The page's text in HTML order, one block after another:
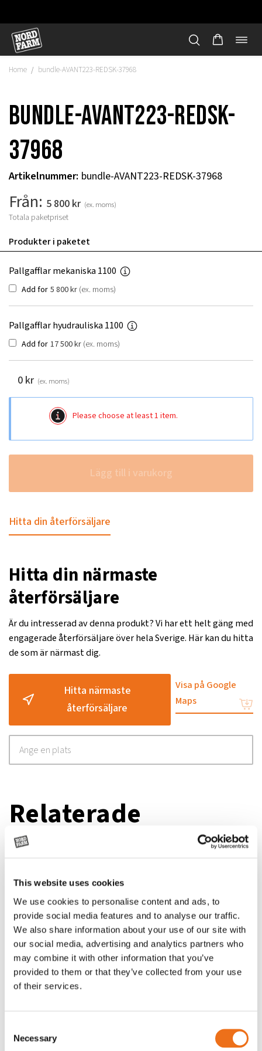
This website uses cookies
We use cookies to personalise content and ads, to
provide social media features and to analyse our traffic.
We also share information about your use of our site with
our social media, advertising and analytics partners who
may combine it with other information that you’ve
provided to them or that they’ve collected from your use
of their services.
Selection
Necessary
Hoppa
innehåll
Home / bundle-AVANT223-REDSK-37968
bundle-AVANT223-REDSK-
37968
Artikelnummer: bundle-AVANT223-REDSK-37968
Från: 5 800 kr (ex. moms)
Totala paketpriset
Produkter i paketet
Pallgafflar mekaniska 1100
Add for 5 800kr (ex. moms)
Pallgafflar hyudrauliska 1100
Add for 17 500kr (ex. moms)
0 kr (ex. moms)
Please choose at least 1 item.
Lägg till i varukorg
Hitta din återförsäljare
Hitta din närmaste
återförsäljare
Är du intresserad av denna produkt? Vi har ett helt gäng med
engagerade återförsäljare över hela Sverige. Här kan du hitta
de som är närmast dig.
Hitta närmaste
återförsäljare
Visa på Google
Maps
Relaterade
produkter
Lägg till i varukorg
Grön truckknapp
Excidor Spakstyrning inkl 4-